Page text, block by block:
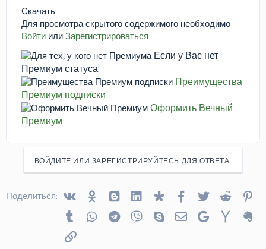
Скачать:
Для просмотра скрытого содержимого необходимо
Войти или Зарегистрироваться
Если у Вас нет
Премиум статуса:
Преимущества
Премиум подписки
Оформить Вечный
Премиум
ВОЙДИТЕ ИЛИ ЗАРЕГИСТРИРУЙТЕСЬ ДЛЯ ОТВЕТА.
Поделиться: VkontakteOdnoklassniki
Blogger Linked InDiasporaFacebook
TwitterReddit
Tumblr WhatsAppTelegram
Viber SkypeЭлектронная почта
Google Yahoo
Ссылка